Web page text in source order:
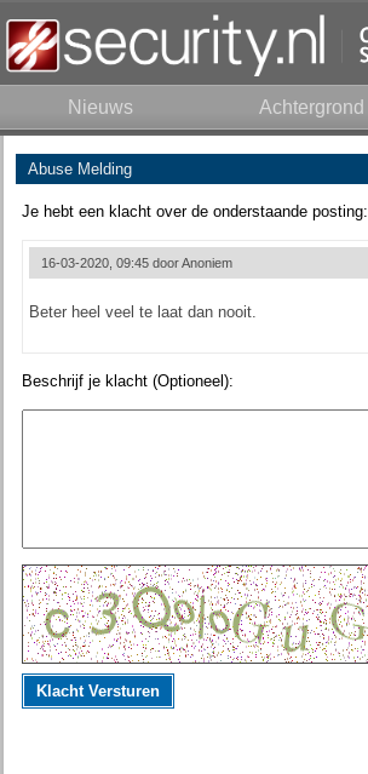
Nieuws Achtergrond
Abuse Melding
Je hebt een klacht over de onderstaande posting:
16-03-2020, 09:45 doorAnoniem
Beter heel veel te laat dan nooit.
Beschrijf je klacht (Optioneel):
Klacht Versturen